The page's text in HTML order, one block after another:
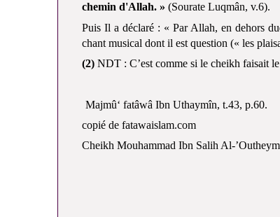
chemin d'Allah. » (Sourate Luqmân, v.6).
Puis Il a déclaré : « Par Allah, en dehors
chant musical dont il est question (« les
(2) NDT : C’est comme si le cheikh faisait
Majmû‘ fatâwâ Ibn Uthaymîn, t.43, p.60.
copié de fatawaislam.com
Cheikh Mouhammad Ibn Salih Al-